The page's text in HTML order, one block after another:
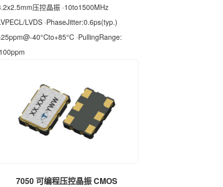
压控晶振 ·10to1500MHz
LVDS ·PhaseJitter:0.6ps(typ.)
40°Cto+85°C ·PullingRange:
7050 可编程压控晶振 CMOS